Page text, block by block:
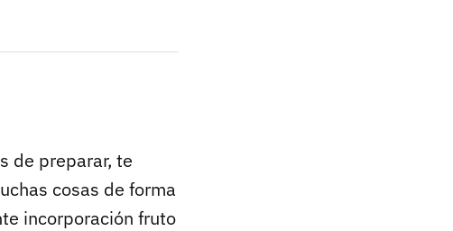
de preparar, te
cosas de forma
incorporación fruto